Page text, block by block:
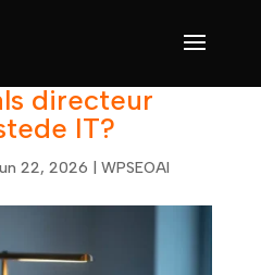
directeur
IT?
22, 2026 WPSEOAI